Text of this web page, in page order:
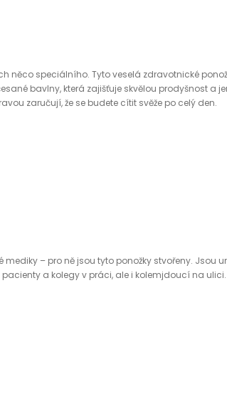
něco speciálního. Tyto veselá zdravotnické
bavlny, která zajišťuje skvělou prodyšnost a
zaručují, že se budete cítit svěže po celý den.
– pro ně jsou tyto ponožky stvořeny. Jsou
a kolegy v práci, ale i kolemjdoucí na ulici.